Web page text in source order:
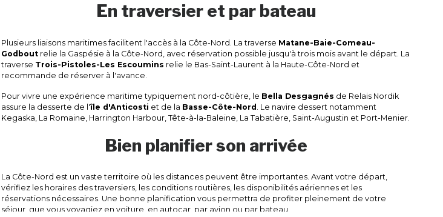
En traversier et par bateau
Plusieurs liaisons maritimes facilitent l'accès à la Côte-Nord. La traverse Matane-Baie-Comeau-
Godboutrelie la Gaspésie à la Côte-Nord, avec réservation possible jusqu'à trois mois avant le départ. La
traverse Trois-Pistoles-Les Escoumins relie le Bas-Saint-Laurent à la Haute-Côte-Nord et
recommande de réserver à l'avance.
Pour vivre une expérience maritime typiquement nord-côtière, le Bella Desgagnés de Relais Nordik
assure la desserte de l'île d'Anticosti et de la Basse-Côte-Nord . Le navire dessert notamment
Kegaska, La Romaine, Harrington Harbour, Tête-à-la-Baleine, La Tabatière, Saint-Augustin et Port-Menier.
Bien planifier son arrivée
La Côte-Nord est un vaste territoire où les distances peuvent être importantes. Avant votre départ,
vérifiez les horaires des traversiers, les conditions routières, les disponibilités aériennes et les
réservations nécessaires. Une bonne planification vous permettra de profiter pleinement de votre
séjour, que vous voyagiez en voiture, en autocar, par avion ou par bateau.